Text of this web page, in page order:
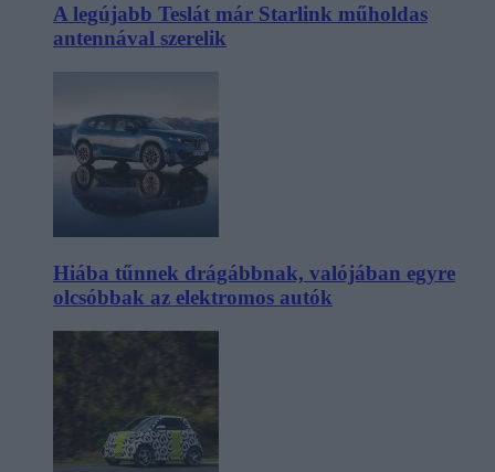
A legújabb Teslát már Starlink műholdas
antennával szerelik
Hiába tűnnek drágábbnak, valójában egyre
olcsóbbak az elektromos autók